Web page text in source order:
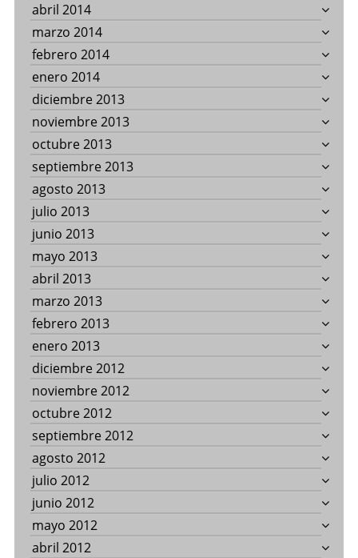
abril 2014
marzo 2014
febrero 2014
enero 2014
diciembre 2013
noviembre 2013
octubre 2013
septiembre 2013
agosto 2013
julio 2013
junio 2013
mayo 2013
abril 2013
marzo 2013
febrero 2013
enero 2013
diciembre 2012
noviembre 2012
octubre 2012
septiembre 2012
agosto 2012
julio 2012
junio 2012
mayo 2012
abril 2012